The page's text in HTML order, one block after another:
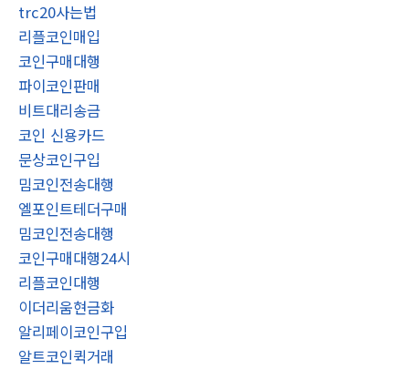
trc20사는법
리플코인매입
코인구매대행
파이코인판매
비트대리송금
코인 신용카드
문상코인구입
밈코인전송대행
엘포인트테더구매
밈코인전송대행
코인구매대행24시
리플코인대행
이더리움현금화
알리페이코인구입
알트코인퀵거래